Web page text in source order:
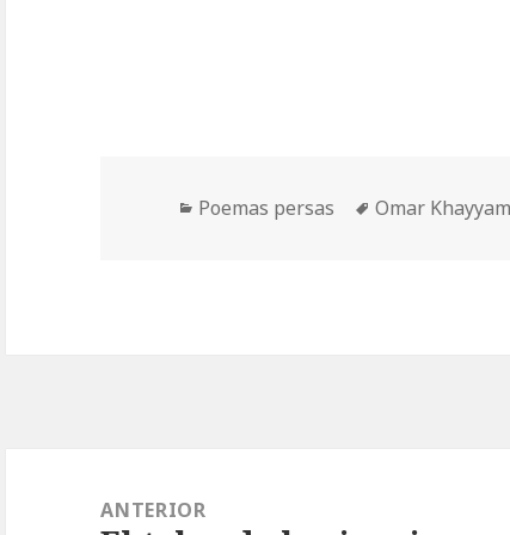
Categorías
Poemas persas Etiquetas
Omar Khayyam
ANTERIOR